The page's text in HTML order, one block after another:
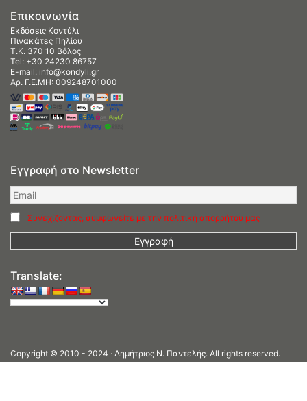
Επικοινωνία
Εκδόσεις Κοντύλι
Πινακάτες Πηλίου
Τ.Κ. 370 10 Βόλος
Tel: +30 24230 86757
E-mail: info@kondyli.gr
Αρ. Γ.Ε.ΜΗ: 009248701000
Εγγραφή στο Newsletter
Συνεχίζοντας, συμφωνείτε με την πολιτική απορρήτου μας
Translate:
Copyright © 2010 - 2024 · Δημήτριος N. Παντελής. All rights reserved.